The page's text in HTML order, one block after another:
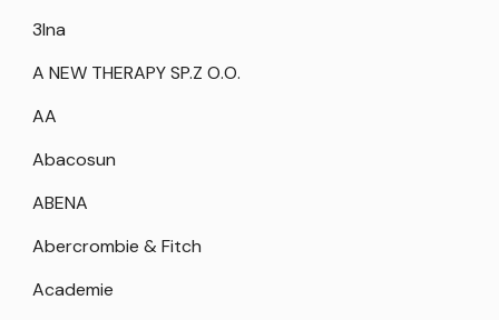
3Ina
A NEW THERAPY SP.Z O.O.
AA
Abacosun
ABENA
Abercrombie & Fitch
Academie